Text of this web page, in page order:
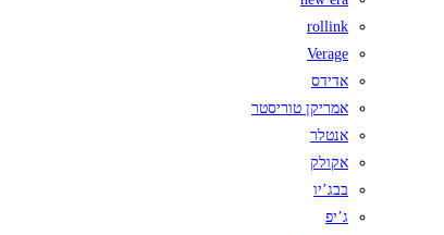
rollink
Verage
אדידס
אמריקן טוריסטר
אנטלר
אקולק
בבג’יו
ג’יפ